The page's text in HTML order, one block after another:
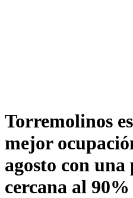
Torremolinos
mejor
agosto con una
cercana al 90%